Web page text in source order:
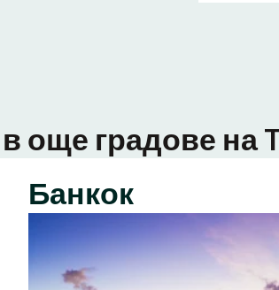
още градове на
Банкок